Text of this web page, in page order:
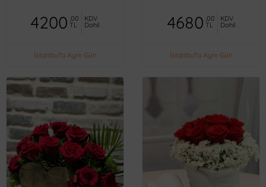
4200 ,00
TL
KDV
Dahil
İstanbul'a Aynı Gün
4680 ,00
TL
KDV
Dahil
İstanbul'a Aynı Gün